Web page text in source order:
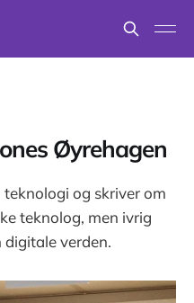
Øyrehagen
og skriver om
teknolog, men ivrig
verden.